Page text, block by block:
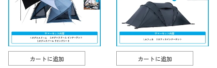
カートに追加 カートに追加